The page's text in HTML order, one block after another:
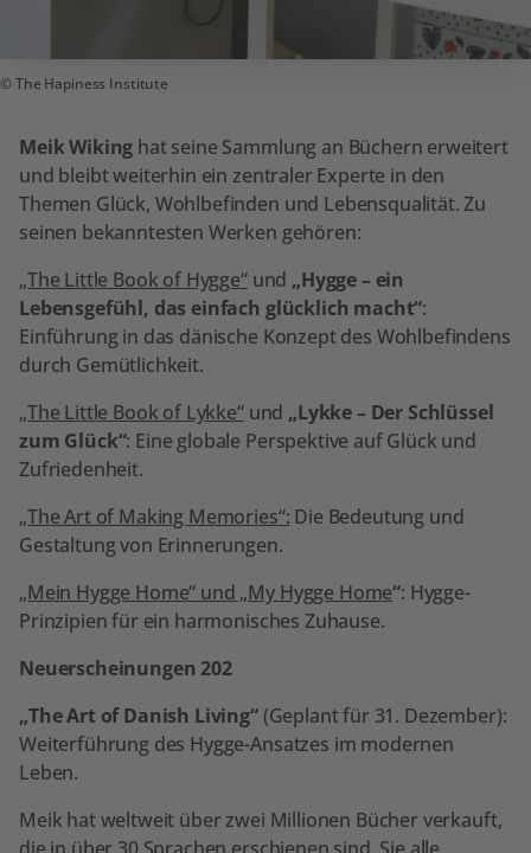
The Hapiness Institute
Meik Wiking hat seine Sammlung an Büchern erweitert
und bleibt weiterhin ein zentraler Experte in den
Themen Glück, Wohlbefinden und Lebensqualität. Zu
seinen bekanntesten Werken gehören:
„The Little Book of Hygge“und „Hygge – ein
Lebensgefühl, das einfach glücklich macht“:
Einführung in das dänische Konzept des Wohlbefindens
durch Gemütlichkeit.
„The Little Book of Lykke“und „Lykke – Der Schlüssel
zum Glück“: Eine globale Perspektive auf Glück und
Zufriedenheit.
„The Art of Making Memories“: Die Bedeutung und
Gestaltung von Erinnerungen.
„Mein Hygge Home“ und „My Hygge Home“: Hygge-
Prinzipien für ein harmonisches Zuhause.
Neuerscheinungen 202
„The Art of Danish Living“(Geplant für 31. Dezember):
Weiterführung des Hygge-Ansatzes im modernen
Leben.
Meik hat weltweit über zwei Millionen Bücher verkauft,